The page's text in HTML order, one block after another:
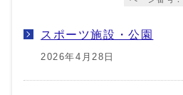
スポーツ施設・公園
2026年4月28日